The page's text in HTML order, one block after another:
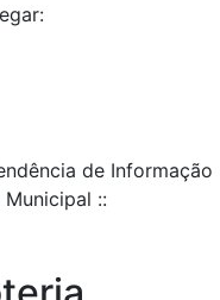
de Informação
::